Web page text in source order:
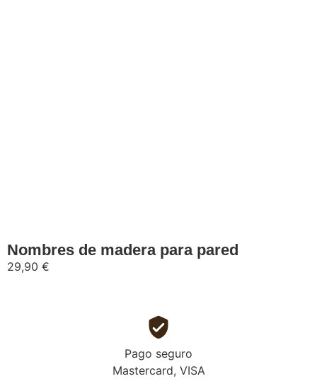
Nombres de madera para pared
29,90 €
Pago seguro
Mastercard, VISA